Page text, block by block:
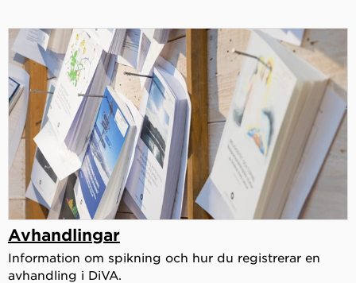
Avhandlingar
Information om spikning och hur du registrerar en
avhandling i DiVA.